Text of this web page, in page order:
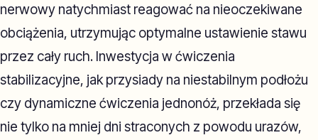
nerwowy natychmiast reagować na nieoczekiwane
obciążenia, utrzymując optymalne ustawienie stawu
przez cały ruch. Inwestycja w ćwiczenia
stabilizacyjne, jak przysiady na niestabilnym podłożu
czy dynamiczne ćwiczenia jednonóż, przekłada się
nie tylko na mniej dni straconych z powodu urazów,